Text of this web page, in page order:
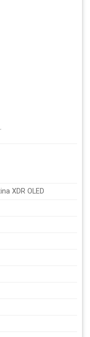
XDR OLED